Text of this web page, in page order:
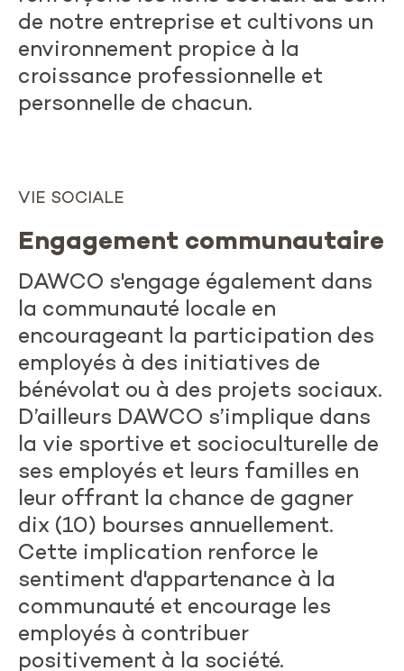
de notre entreprise et cultivons un
environnement propice à la
croissance professionnelle et
personnelle de chacun.
VIE SOCIALE
Engagement communautaire
DAWCO s'engage également dans
la communauté locale en
encourageant la participation des
employés à des initiatives de
bénévolat ou à des projets sociaux.
D’ailleurs DAWCO s’implique dans
la vie sportive et socioculturelle de
ses employés et leurs familles en
leur offrant la chance de gagner
dix (10) bourses annuellement.
Cette implication renforce le
sentiment d'appartenance à la
communauté et encourage les
employés à contribuer
positivement à la société.